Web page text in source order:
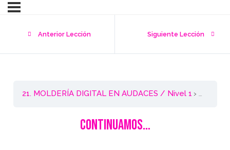
Anterior Lección Siguiente Lección
21. MOLDERÍA DIGITAL EN AUDACES / Nivel 1 Falda
CONTINUAMOS…